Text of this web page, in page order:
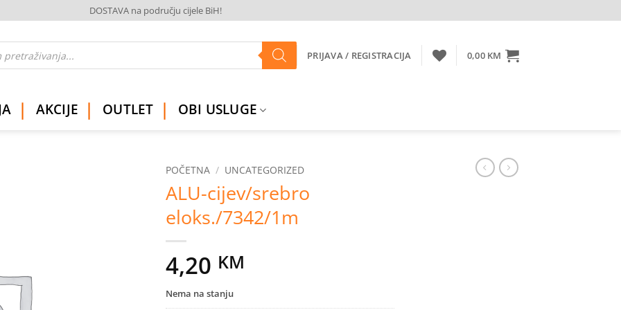
DOSTAVA na području cijele BiH!
PRIJAVA / REGISTRACIJA 0,00 KM
AKCIJE OUTLET OBI USLUGE
POČETNA / UNCATEGORIZED
ALU-cijev/srebro
eloks./7342/1m
4,20 KM
Nema na stanju